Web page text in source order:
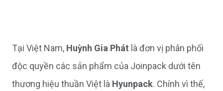
Tại Việt Nam, Huỳnh Gia Phát là đơn vị phân phối
độc quyền các sản phẩm của Joinpack dưới tên
thương hiệu thuần Việt là Hyunpack. Chính vì thế,